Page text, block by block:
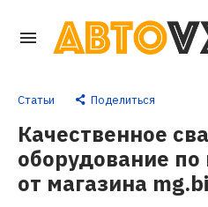
Перейти
основному
контенту
Статьи Поделиться
Качественное
оборудование
от магазина